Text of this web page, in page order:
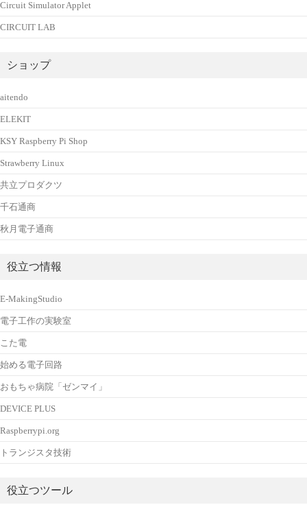
Circuit Simulator Applet
CIRCUIT LAB
ショップ
aitendo
ELEKIT
KSY Raspberry Pi Shop
Strawberry Linux
共立プロダクツ
千石通商
秋月電子通商
役立つ情報
E-MakingStudio
電子工作の実験室
こた電
始める電子回路
おもちゃ病院「ゼンマイ」
DEVICE PLUS
Raspberrypi.org
トランジスタ技術
役立つツール